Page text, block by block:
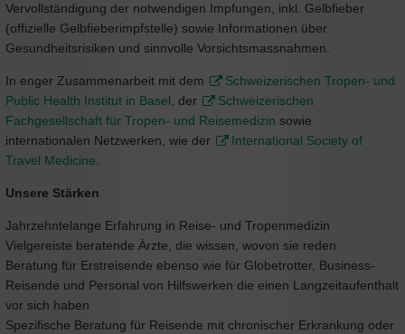
Vervollständigung der notwendigen Impfungen, inkl. Gelbfieber
(offizielle Gelbfieberimpfstelle) sowie Informationen über
Gesundheitsrisiken und sinnvolle Vorsichtsmassnahmen.
In enger Zusammenarbeit mit dem
Schweizerischen Tropen- und
Public Health Institut in Basel, der
Schweizerischen
Fachgesellschaft für Tropen- und Reisemedizin sowie
internationalen Netzwerken, wie der
International Society of
Travel Medicine.
Unsere Stärken
Jahrzehntelange Erfahrung in Reise- und Tropenmedizin
Vielgereiste beratende Ärzte, die wissen, wovon sie reden
Beratung für Erstreisende ebenso wie für Globetrotter, Business-
Reisende und Personal von Hilfswerken die einen Langzeitaufenthalt
vor sich haben
Spezifische Beratung für Reisende mit chronischer Erkrankung oder